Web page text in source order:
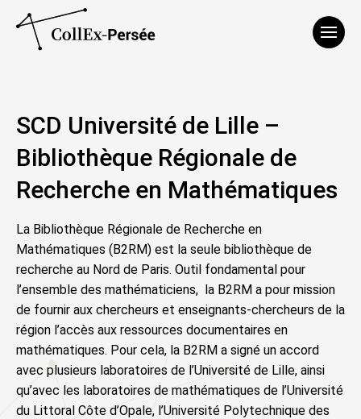
SCD Université de Lille –
Bibliothèque Régionale de
Recherche en Mathématiques
La Bibliothèque Régionale de Recherche en
Mathématiques (B2RM) est la seule bibliothèque de
recherche au Nord de Paris. Outil fondamental pour
l’ensemble des mathématiciens, la B2RM a pour mission
de fournir aux chercheurs et enseignants-chercheurs de la
région l’accès aux ressources documentaires en
mathématiques. Pour cela, la B2RM a signé un accord
avec plusieurs laboratoires de l’Université de Lille, ainsi
qu’avec les laboratoires de mathématiques de l’Université
du Littoral Côte d’Opale, l’Université Polytechnique des